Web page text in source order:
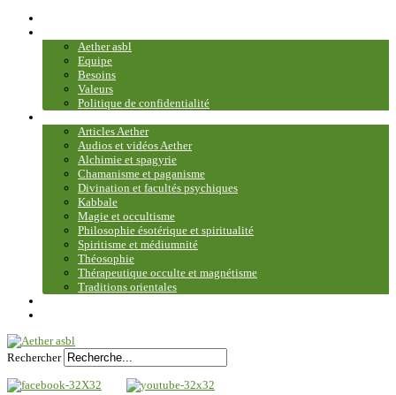
Aether asbl
Equipe
Besoins
Valeurs
Politique de confidentialité
Articles Aether
Audios et vidéos Aether
Alchimie et spagyrie
Chamanisme et paganisme
Divination et facultés psychiques
Kabbale
Magie et occultisme
Philosophie ésotérique et spiritualité
Spiritisme et médiumnité
Théosophie
Thérapeutique occulte et magnétisme
Traditions orientales
Rechercher